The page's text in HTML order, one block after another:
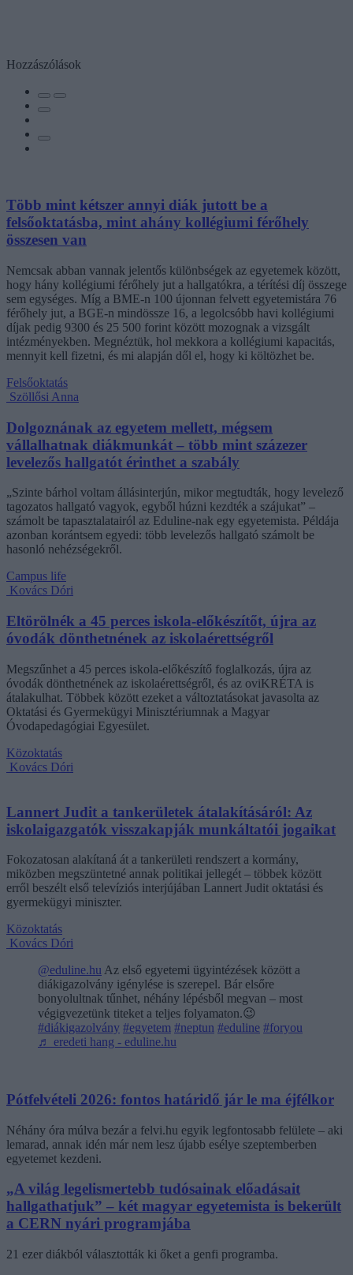
Hozzászólások
Több mint kétszer annyi diák jutott be a
felsőoktatásba, mint ahány kollégiumi férőhely
összesen van
Nemcsak abban vannak jelentős különbségek az egyetemek között,
hogy hány kollégiumi férőhely jut a hallgatókra, a térítési díj összege
sem egységes. Míg a BME-n 100 újonnan felvett egyetemistára 76
férőhely jut, a BGE-n mindössze 16, a legolcsóbb havi kollégiumi
díjak pedig 9300 és 25 500 forint között mozognak a vizsgált
intézményekben. Megnéztük, hol mekkora a kollégiumi kapacitás,
mennyit kell fizetni, és mi alapján dől el, hogy ki költözhet be.
Felsőoktatás
Szöllősi Anna
Dolgoznának az egyetem mellett, mégsem
vállalhatnak diákmunkát – több mint százezer
levelezős hallgatót érinthet a szabály
„Szinte bárhol voltam állásinterjún, mikor megtudták, hogy levelező
tagozatos hallgató vagyok, egyből húzni kezdték a szájukat” –
számolt be tapasztalatairól az Eduline-nak egy egyetemista. Példája
azonban korántsem egyedi: több levelezős hallgató számolt be
hasonló nehézségekről.
Campus life
Kovács Dóri
Eltörölnék a 45 perces iskola-előkészítőt, újra az
óvodák dönthetnének az iskolaérettségről
Megszűnhet a 45 perces iskola-előkészítő foglalkozás, újra az
óvodák dönthetnének az iskolaérettségről, és az oviKRÉTA is
átalakulhat. Többek között ezeket a változtatásokat javasolta az
Oktatási és Gyermekügyi Minisztériumnak a Magyar
Óvodapedagógiai Egyesület.
Közoktatás
Kovács Dóri
Lannert Judit a tankerületek átalakításáról: Az
iskolaigazgatók visszakapják munkáltatói jogaikat
Fokozatosan alakítaná át a tankerületi rendszert a kormány,
miközben megszüntetné annak politikai jellegét – többek között
erről beszélt első televíziós interjújában Lannert Judit oktatási és
gyermekügyi miniszter.
Közoktatás
Kovács Dóri
@eduline.hu Az első egyetemi ügyintézések között a
diákigazolvány igénylése is szerepel. Bár elsőre
bonyolultnak tűnhet, néhány lépésből megvan – most
végigvezetünk titeket a teljes folyamaton.😉
#diákigazolvány #egyetem #neptun #eduline #foryou
♬ eredeti hang - eduline.hu
Pótfelvételi 2026: fontos határidő jár le ma éjfélkor
Néhány óra múlva bezár a felvi.hu egyik legfontosabb felülete – aki
lemarad, annak idén már nem lesz újabb esélye szeptemberben
egyetemet kezdeni.
„A világ legelismertebb tudósainak előadásait
hallgathatjuk” – két magyar egyetemista is bekerült
a CERN nyári programjába
21 ezer diákból választották ki őket a genfi programba.